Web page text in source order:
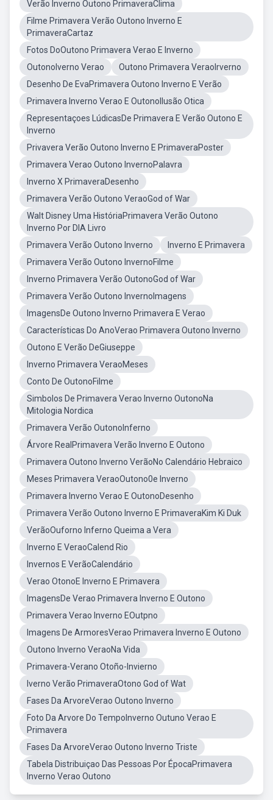
Verão Inverno Outono PrimaveraClima
Filme Primavera Verão Outono Inverno E
PrimaveraCartaz
Fotos DoOutono Primavera Verao E Inverno
OutonoIverno Verao
Outono Primavera VeraoIrverno
Desenho De EvaPrimavera Outono Inverno E Verão
Primavera Inverno Verao E OutonoIlusão Otica
Representaçoes LúdicasDe Primavera E Verão Outono E
Inverno
Privavera Verão Outono Inverno E PrimaveraPoster
Primavera Verao Outono InvernoPalavra
Inverno X PrimaveraDesenho
Primavera Verão Outono VeraoGod of War
Walt Disney Uma HistóriaPrimavera Verão Outono
Inverno Por DIA Livro
Primavera Verão Outono Inverno
Inverno E Primavera
Primavera Verão Outono InvernoFilme
Inverno Primavera Verão OutonoGod of War
Primavera Verão Outono InvernoImagens
ImagensDe Outono Inverno Primavera E Verao
Características Do AnoVerao Primavera Outono Inverno
Outono E Verão DeGiuseppe
Inverno Primavera VeraoMeses
Conto De OutonoFilme
Simbolos De Primavera Verao Inverno OutonoNa
Mitologia Nordica
Primavera Verão OutonoInferno
Árvore RealPrimavera Verão Inverno E Outono
Primavera Outono Inverno VerãoNo Calendário Hebraico
Meses Primavera VeraoOutono0e Inverno
Primavera Inverno Verao E OutonoDesenho
Primavera Verão Outono Inverno E PrimaveraKim Ki Duk
VerãoOuforno Inferno Queima a Vera
Inverno E VeraoCalend Rio
Invernos E VerãoCalendário
Verao OtonoE Inverno E Primavera
ImagensDe Verao Primavera Inverno E Outono
Primavera Verao Inverno EOutpno
Imagens De ArmoresVerao Primavera Inverno E Outono
Outono Inverno VeraoNa Vida
Primavera-Verano Otoño-Invierno
Iverno Verão PrimaveraOtono God of Wat
Fases Da ArvoreVerao Outono Inverno
Foto Da Arvore Do TempoInverno Outuno Verao E
Primavera
Fases Da ArvoreVerao Outono Inverno Triste
Tabela Distribuiçao Das Pessoas Por ÉpocaPrimavera
Inverno Verao Outono